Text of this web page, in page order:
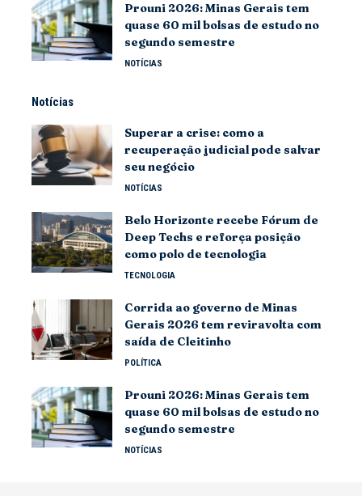
Prouni 2026: Minas Gerais tem
quase 60 mil bolsas de estudo no
segundo semestre
NOTÍCIAS
Notícias
Superar a crise: como a
recuperação judicial pode salvar
seu negócio
NOTÍCIAS
Belo Horizonte recebe Fórum de
Deep Techs e reforça posição
como polo de tecnologia
TECNOLOGIA
Corrida ao governo de Minas
Gerais 2026 tem reviravolta com
saída de Cleitinho
POLÍTICA
Prouni 2026: Minas Gerais tem
quase 60 mil bolsas de estudo no
segundo semestre
NOTÍCIAS